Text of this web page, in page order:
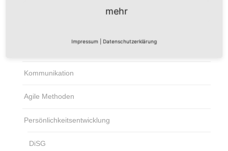
Kommunikation
Agile Methoden
Persönlichkeitsentwicklung
DiSG
mehr
Impressum Datenschutzerklärung